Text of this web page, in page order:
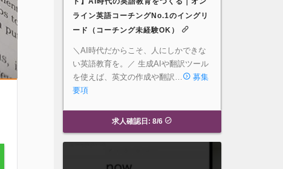
ライン英語コーチングNo.1のイングリ
ード（コーチング未経験OK）
＼AI時代だからこそ、人にしかできな
い英語教育を。／ 生成AIや翻訳ツール
を使えば、英文の作成や翻訳…
募集
要項
求人確認日: 8/6